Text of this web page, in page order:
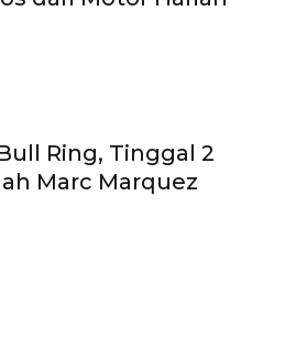
Ring, Tinggal 2
Marc Marquez